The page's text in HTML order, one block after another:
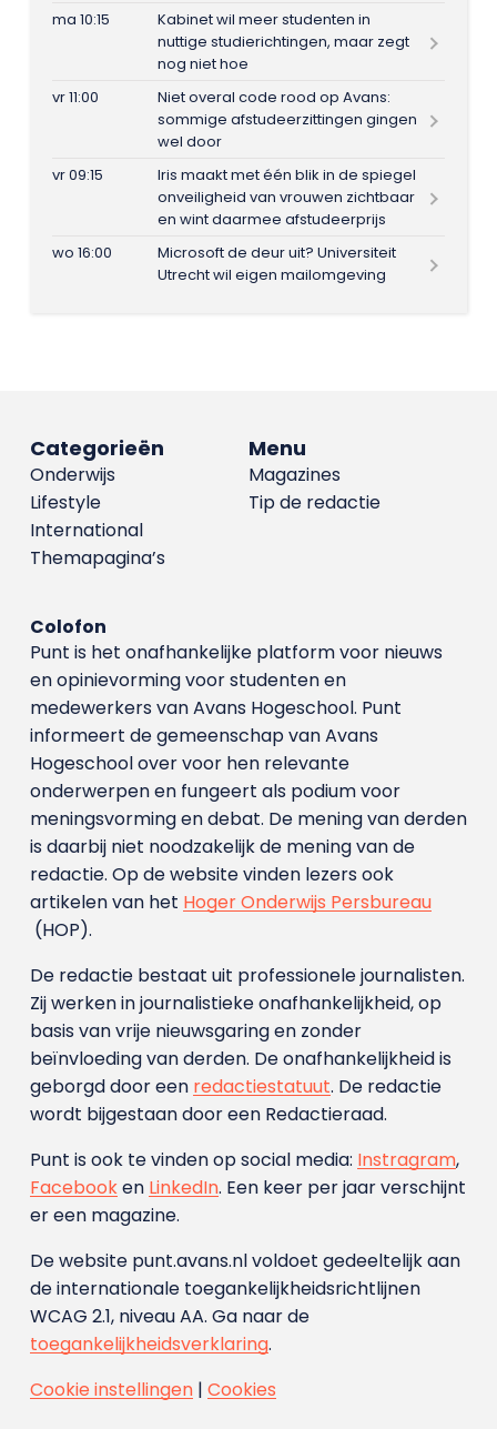
ma 10:15
Kabinet wil meer studenten in
nuttige studierichtingen, maar zegt
nog niet hoe
vr 11:00
Niet overal code rood op Avans:
sommige afstudeerzittingen gingen
wel door
vr 09:15
Iris maakt met één blik in de spiegel
onveiligheid van vrouwen zichtbaar
en wint daarmee afstudeerprijs
wo 16:00
Microsoft de deur uit? Universiteit
Utrecht wil eigen mailomgeving
Menu
Magazines
Tip de redactie
Categorieën
Onderwijs
Lifestyle
International
Themapagina’s
Colofon
Punt is het onafhankelijke platform voor nieuws
en opinievorming voor studenten en
medewerkers van Avans Hoge­school. Punt
informeert de gemeenschap van Avans
Hogeschool over voor hen relevante
onderwerpen en fungeert als podium voor
meningsvorming en debat. De mening van derden
is daarbij niet noodzakelijk de mening van de
redactie. Op de website vinden lezers ook
artikelen van het Hoger Onderwijs Persbureau
(HOP).
De redactie bestaat uit professionele journalisten.
Zij werken in journalistieke onafhankelijkheid, op
basis van vrije nieuwsgaring en zonder
beïnvloeding van derden. De onafhankelijkheid is
geborgd door een redactiestatuut. De redactie
wordt bijgestaan door een Redactieraad.
Punt is ook te vinden op social media: Instragram,
Facebooken LinkedIn. Een keer per jaar verschijnt
er een magazine.
De website punt.avans.nl voldoet gedeeltelijk aan
de internationale toegankelijkheidsrichtlijnen
WCAG 2.1, niveau AA. Ga naar de
toegankelijkheidsverklaring.
Cookie instellingen| Cookies